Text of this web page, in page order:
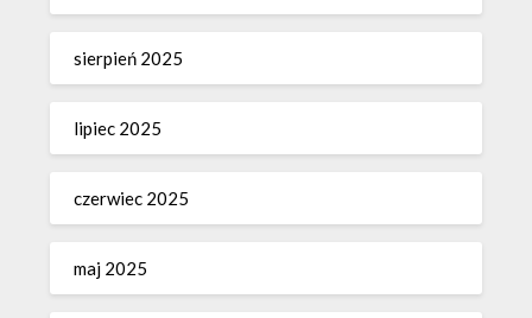
sierpień 2025
lipiec 2025
czerwiec 2025
maj 2025